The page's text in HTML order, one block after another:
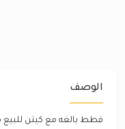
الوصف
قطط بالغه مع كيتن